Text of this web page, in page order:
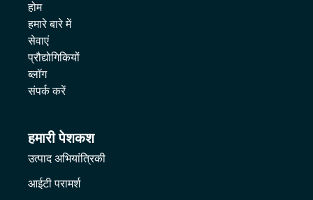
होम
हमारे बारे में
सेवाएं
प्रौद्योगिकियों
ब्लॉग
संपर्क करें
हमारी पेशकश
उत्पाद अभियांत्रिकी
आईटी परामर्श